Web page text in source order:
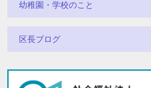
幼稚園・学校のこと
区長ブログ